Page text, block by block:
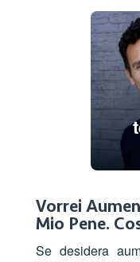
Vorrei
Mio Pene.
Se desidera